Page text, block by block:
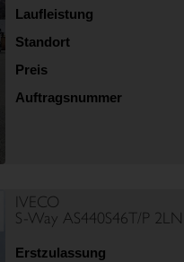
Laufleistung
Standort
Preis
Auftragsnummer
IVECO
S-Way AS440S46T/P 2LN
Erstzulassung